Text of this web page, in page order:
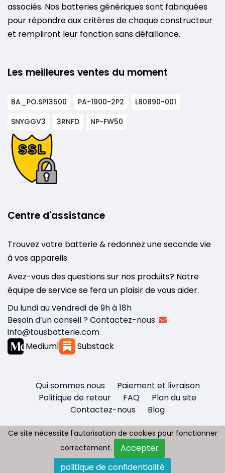
associés. Nos batteries génériques sont fabriquées
pour répondre aux critères de chaque constructeur
et rempliront leur fonction sans défaillance.
Les meilleures ventes du moment
BA_PO.SP13500 PA-1900-2P2
L80890-001
SNYGGV3
3RNFD NP-FW50
Centre d'assistance
Trouvez votre batterie & redonnez une seconde vie
à vos appareils
Avez-vous des questions sur nos produits? Notre
équipe de service se fera un plaisir de vous aider.
Du lundi au vendredi de 9h à 18h
Besoin d’un conseil ? Contactez-nous :
info@tousbatterie.com
Medium| Substack
Qui sommes nous
Paiement et livraison
Politique de retour
FAQ
Plan du site
Contactez-nous
Blog
Copyright © 2026 - Tous droit réservés
Tousbatterie.com
Ce site nécessite l'autorisation de cookies pour fonctionner
correctement.
Accepter
politique de confidentialité
Ce site nécessite l'autorisation de cookies pour fonctionner
correctement.
Accepter
politique de confidentialité